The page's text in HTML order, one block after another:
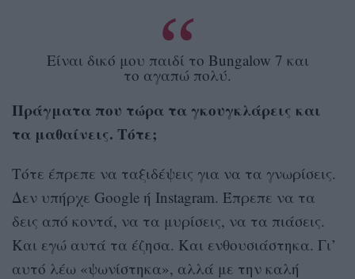
Είναι δικό μου παιδί το Bungalow 7 και
το αγαπώ πολύ.
Πράγματα που τώρα τα γκουγκλάρεις και
τα μαθαίνεις. Τότε;
Τότε έπρεπε να ταξιδέψεις για να τα γνωρίσεις.
Δεν υπήρχε Google ή Instagram. Έπρεπε να τα
δεις από κοντά, να τα μυρίσεις, να τα πιάσεις.
Και εγώ αυτά τα έζησα. Και ενθουσιάστηκα. Γι’
αυτό λέω «ψωνίστηκα», αλλά με την καλή